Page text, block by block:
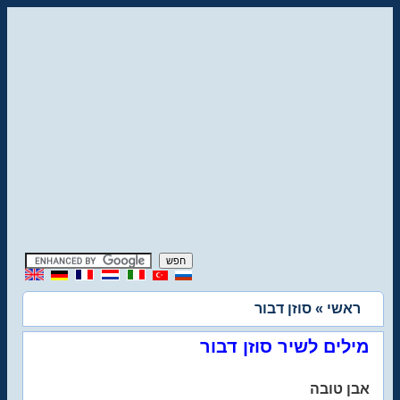
ראשי » סוזן דבור
מילים לשיר סוזן דבור
אבן טובה